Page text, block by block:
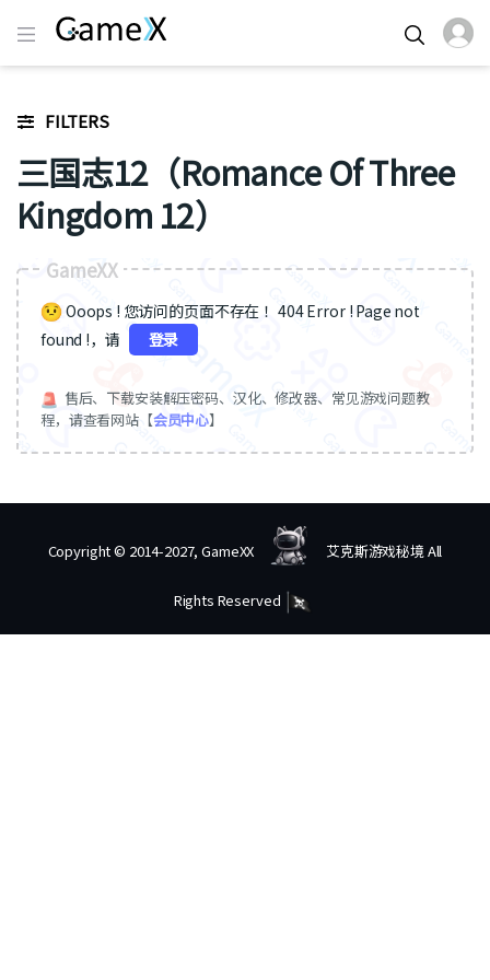
FILTERS
三国志12（Romance Of Three
Kingdom 12）
GameXX
Ooops ! 您访问的页面不存在 ！404 Error ! Page not
found !，请
登录
售后、下载安装解压密码、汉化、修改器、常见游戏问题教
程，请查看网站【会员中心】
Copyright © 2014-2027, GameXX 艾克斯游戏秘境 All
Rights Reserved